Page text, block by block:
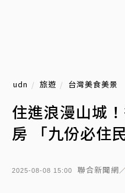
udn 旅遊 台灣美食美景
住進浪漫山城
房 「九份必住
2025-08-08 15:00 聯合新聞網